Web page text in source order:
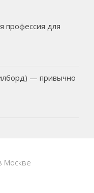
профессия для
— привычно
Москве